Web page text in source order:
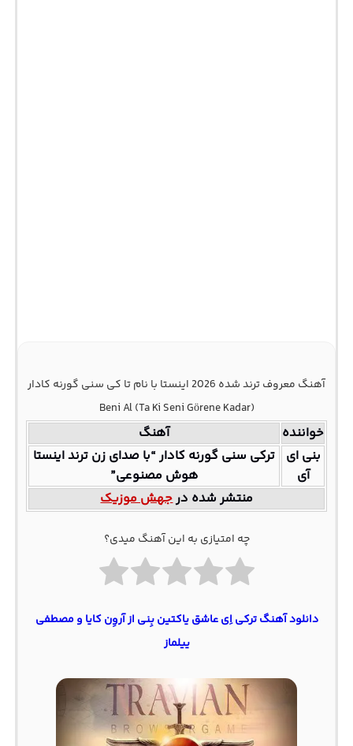
آهنگ معروف ترند شده 2026 اینستا با نام تا کی سنی گورنه کادار
Beni Al (Ta Ki Seni Görene Kadar)
خواننده
آهنگ
بنی ای
آی
ترکی سنی گورنه کادار “با صدای زن ترند اینستا
هوش مصنوعی”
منتشر شده درجهش موزیک
چه امتیازی به این آهنگ میدی؟
دانلود آهنگ ترکی اِی عاشق یاکتین بِنی از آروِن کایا و مصطفی
ییلماز